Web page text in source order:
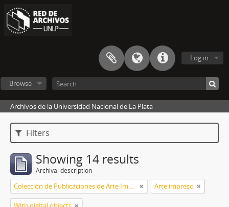
Log in
Browse
Archivos de la Universidad Nacional de La Plata
Filters
Showing 14 results
Archival description
Colección de Publicaciones de Arte Impreso Arte impreso